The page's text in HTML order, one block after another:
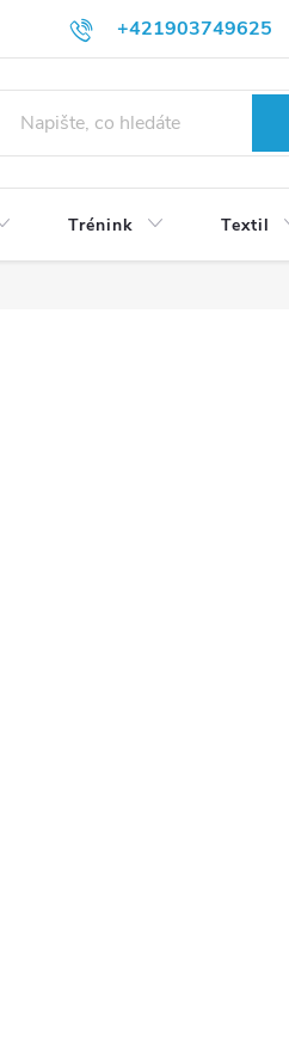
+421903749625
Trénink Textil